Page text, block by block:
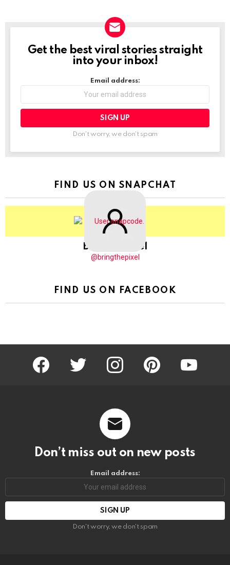
NEWSLETTER
Get the best viral stories straight
into your inbox!
Email address:
Don't worry, we don't spam
FIND US ON SNAPCHAT
BringThePixel
@bringthepixel
FIND US ON FACEBOOK
facebook twitter instagram pinterest youtube
Don’t miss out on new posts
Email address:
Don't worry, we don't spam